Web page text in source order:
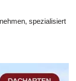
spezialisiert